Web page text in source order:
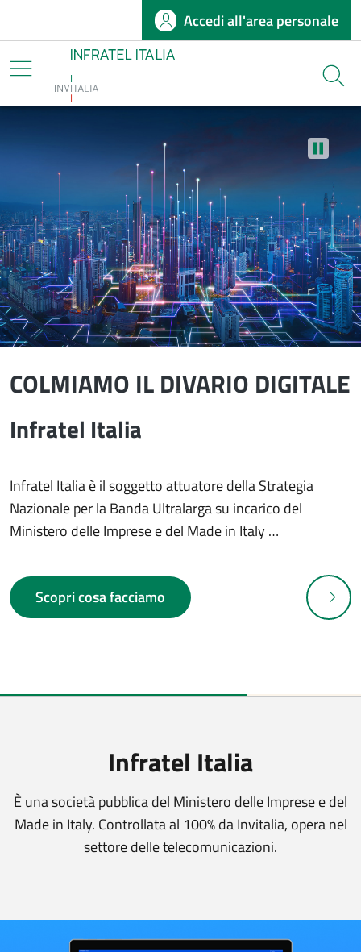
Salta al contenuto principaleAccedi all'area personale
Infratel
Stop
slide
COLMIAMO IL DIVARIO DIGITALE
Infratel Italia
Infratel Italia è il soggetto attuatore della Strategia
Nazionale per la Banda Ultralarga su incarico del
Ministero delle Imprese e del Made in Italy …
Scopri cosa facciamo
Infratel Italia
È una società pubblica del Ministero delle Imprese e del
Made in Italy. Controllata al 100% da Invitalia, opera nel
settore delle telecomunicazioni.